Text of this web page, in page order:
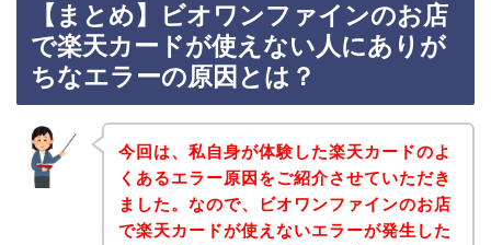
【まとめ】ビオワンファインのお店
で楽天カードが使えない人にありが
ちなエラーの原因とは？
今回は、私自身が体験した楽天カードのよ
くあるエラー原因をご紹介させていただき
ました。なので、ビオワンファインのお店
で楽天カードが使えないエラーが発生した